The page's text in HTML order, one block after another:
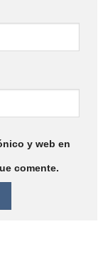
y web en
comente.